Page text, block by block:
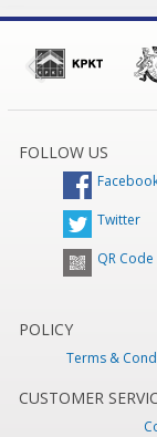
FOLLOW US
Twitter
QR Code
POLICY
Terms &
CUSTOMER